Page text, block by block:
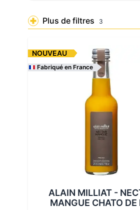
Plus de filtres
3
NOUVEAU
Fabriqué en France
Les conditionnements
ALAIN MILLIAT -
MANGUE CHATO DE